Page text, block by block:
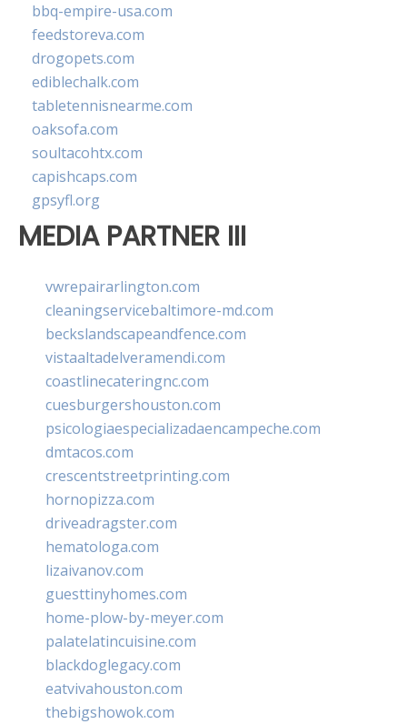
bbq-empire-usa.com
feedstoreva.com
drogopets.com
ediblechalk.com
tabletennisnearme.com
oaksofa.com
soultacohtx.com
capishcaps.com
gpsyfl.org
MEDIA PARTNER III
vwrepairarlington.com
cleaningservicebaltimore-md.com
beckslandscapeandfence.com
vistaaltadelveramendi.com
coastlinecateringnc.com
cuesburgershouston.com
psicologiaespecializadaencampeche.com
dmtacos.com
crescentstreetprinting.com
hornopizza.com
driveadragster.com
hematologa.com
lizaivanov.com
guesttinyhomes.com
home-plow-by-meyer.com
palatelatincuisine.com
blackdoglegacy.com
eatvivahouston.com
thebigshowok.com